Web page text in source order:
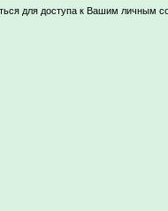
для доступа к Вашим личным